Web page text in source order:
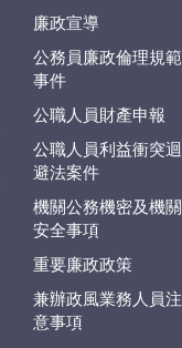
廉政宣導
公務員廉政倫理規範
事件
公職人員財產申報
公職人員利益衝突迴
避法案件
機關公務機密及機關
安全事項
重要廉政政策
兼辦政風業務人員注
意事項